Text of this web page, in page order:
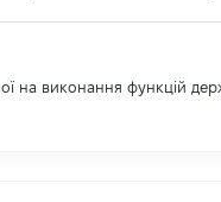
на виконання функцій